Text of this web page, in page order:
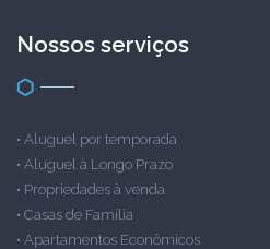
Nossos serviços
• Aluguel por temporada
• Aluguel à Longo Prazo
• Propriedades à venda
• Casas de Família
• Apartamentos Econômicos